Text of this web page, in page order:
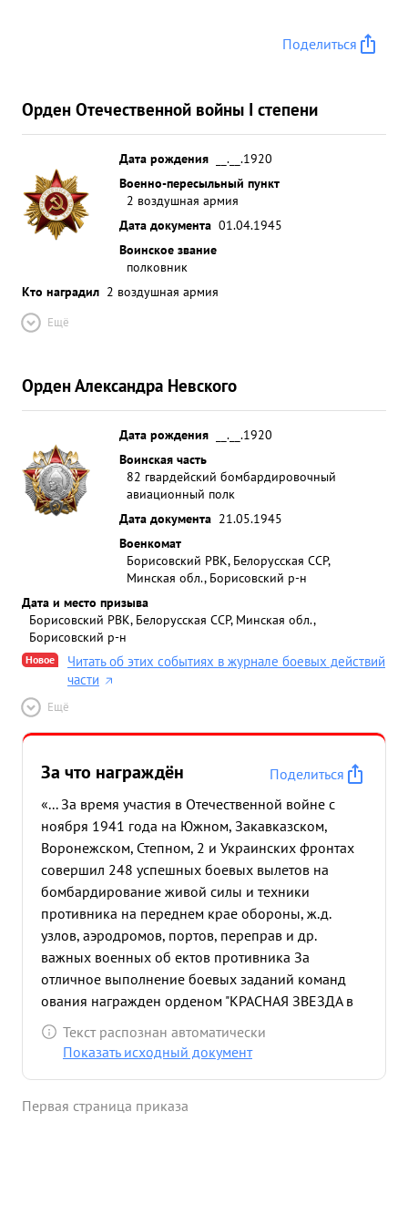
командования выполнял всегда на хорошо и
показом образцов боевой работы Учит летный
состав эскадрильи как нало громить врага над
полем боях эскадрилья которой он командует ...»
Поделиться
Орден Отечественной войны I степени
Дата рождения
__.__.1920
Военно-пересыльный пункт
2 воздушная армия
Дата документа 01.04.1945
Воинское звание
полковник
Кто наградил 2 воздушная армия
Ещё
Орден Александра Невского
Дата рождения
__.__.1920
Воинская часть
82 гвардейский бомбардировочный
авиационный полк
Дата документа 21.05.1945
Военкомат
Борисовский РВК, Белорусская ССР,
Минская обл., Борисовский р-н
Дата и место призыва
Борисовский РВК, Белорусская ССР, Минская обл.,
Борисовский р-н
Новое
Читать об этих событиях в журнале боевых действий
части
Ещё
За что награждён
Поделиться
«... За время участия в Отечественной войне с
ноября 1941 года на Южном, Закавказском,
Воронежском, Степном, 2 и Украинских фронтах
совершил 248 успешных боевых вылетов на
бомбардирование живой силы и техники
противника на переднем крае обороны, ж.д.
узлов, аэродромов, портов, переправ и др.
важных военных об ектов противника За
отличное выполнение боевых заданий команд
ования награжден орденом "КРАСНАЯ ЗВЕЗДА в
1942г. "КРАСНОЕ ЗНАМЯ" в 1942г. и в 1944г. во
время июльского наступления немцев на
спасение жизни экипажа и дерское прикрытие на
Текст распознан автоматически
Показать исходный документ
Первая страница приказа